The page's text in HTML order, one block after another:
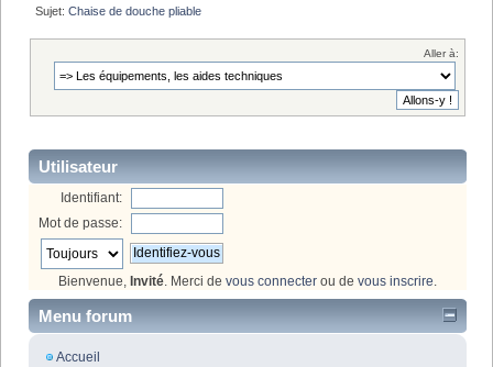
Sujet:Chaise de douche pliable
Aller à:
Utilisateur
Identifiant:
Mot de passe:
Bienvenue, Invité . Merci de vous connecter ou de vous inscrire
Menu forum
Accueil